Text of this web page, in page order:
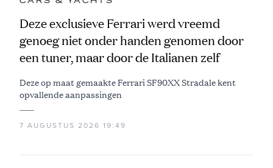
Deze exclusieve Ferrari werd vreemd
genoeg niet onder handen genomen door
een tuner, maar door de Italianen zelf
Deze op maat gemaakte Ferrari SF90XX Stradale kent
opvallende aanpassingen
7 AUGUSTUS 2026 19:49